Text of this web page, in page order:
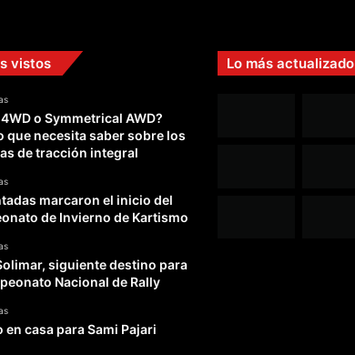
vistos
4WD o Symmetrical AWD?
que necesita saber sobre los
de tracción integral
marcaron el inicio del
de Invierno de Kartismo
siguiente destino para
Nacional de Rally
en casa para Sami Pajari
Lo más actualizado